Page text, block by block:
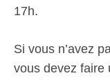
17h.
Si vous n’avez
vous devez faire